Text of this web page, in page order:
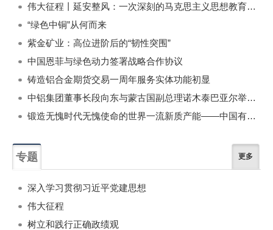
伟大征程丨延安整风：一次深刻的马克思主义思想教育运动
“绿色中铜”从何而来
紫金矿业：高位进阶后的“韧性突围”
中国恩菲与绿色动力签署战略合作协议
铸造铝合金期货交易一周年服务实体功能初显
中铝集团董事长段向东与蒙古国副总理诺木泰巴亚尔举行会谈
锻造无愧时代无愧使命的世界一流新质产能——中国有色金属工业的战略应对与破局之道（二）
专题 更多
深入学习贯彻习近平党建思想
伟大征程
树立和践行正确政绩观